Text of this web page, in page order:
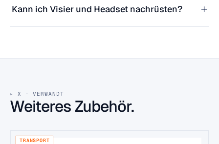
Kann ich Visier und Headset nachrüsten? +
X · VERWANDT
Weiteres Zubehör.
TRANSPORT